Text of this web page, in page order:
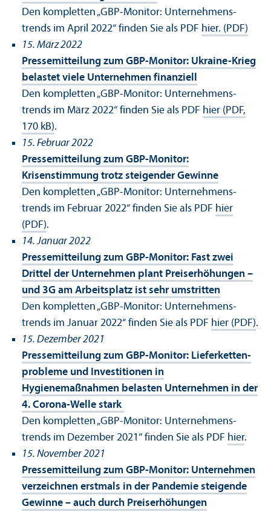
Den kompletten „GBP-Monitor: Unter­nehmens­
trends im April 2022“ finden Sie als PDF hier. (PDF)
15. März 2022
Pressemitteilung zum GBP-Monitor: Ukraine-Krieg
belastet viele Unter­nehmen finanz­iell
Den kompletten „GBP-Monitor: Unter­nehmens­
trends im März 2022“ finden Sie als PDF hier (PDF,
170 kB).
15. Februar 2022
Pressemitteilung zum GBP-Monitor:
Krisenstimmung trotz steigender Gewinne
Den kompletten „GBP-Monitor: Unter­nehmens­
trends im Februar 2022“ finden Sie als PDF hier
(PDF).
14. Januar 2022
Pressemitteilung zum GBP-Monitor: Fast zwei
Drittel der Unter­nehmen plant Preiserhöhungen –
und 3G am Arbeits­platz ist sehr umstritten
Den kompletten „GBP-Monitor: Unter­nehmens­
trends im Januar 2022“ finden Sie als PDF hier (PDF).
15. Dezember 2021
Pressemitteilung zum GBP-Monitor: Lieferketten­
probleme und Investitionen in
Hygienemaßnahmen belasten Unter­nehmen in der
4. Corona-Welle stark
Den kompletten „GBP-Monitor: Unter­nehmens­
trends im Dezember 2021“ finden Sie als PDF hier.
15. November 2021
Pressemitteilung zum GBP-Monitor: Unter­nehmen
verzeichnen erstmals in der Pandemie steigende
Gewinne – auch durch Preiserhöhungen